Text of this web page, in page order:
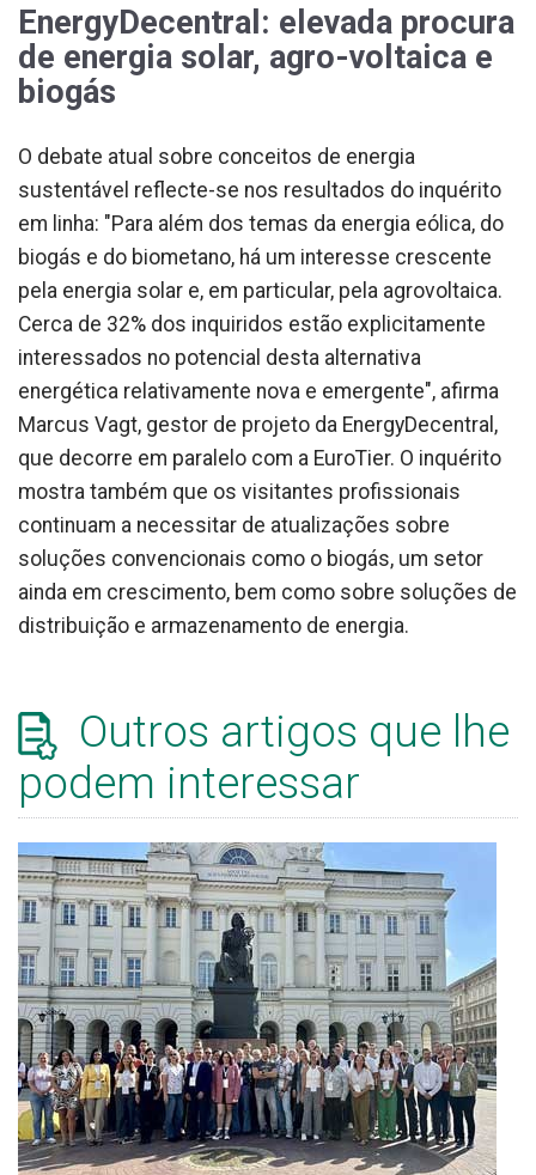
EnergyDecentral: elevada procura
de energia solar, agro-voltaica e
biogás
O debate atual sobre conceitos de energia
sustentável reflecte-se nos resultados do inquérito
em linha: "Para além dos temas da energia eólica, do
biogás e do biometano, há um interesse crescente
pela energia solar e, em particular, pela agrovoltaica.
Cerca de 32% dos inquiridos estão explicitamente
interessados no potencial desta alternativa
energética relativamente nova e emergente", afirma
Marcus Vagt, gestor de projeto da EnergyDecentral,
que decorre em paralelo com a EuroTier. O inquérito
mostra também que os visitantes profissionais
continuam a necessitar de atualizações sobre
soluções convencionais como o biogás, um setor
ainda em crescimento, bem como sobre soluções de
distribuição e armazenamento de energia.
Outros artigos que lhe
podem interessar